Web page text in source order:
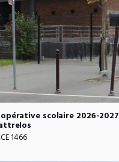
scolaire 2026-2027
1466